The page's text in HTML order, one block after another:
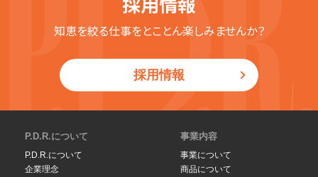
知恵を絞る仕事をとことん楽しみませんか？
採用情報
P.D.R.について
P.D.R.について
企業理念
事業内容
事業について
商品について